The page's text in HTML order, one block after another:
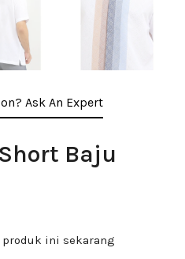
Ask An Expert
Baju
ini sekarang